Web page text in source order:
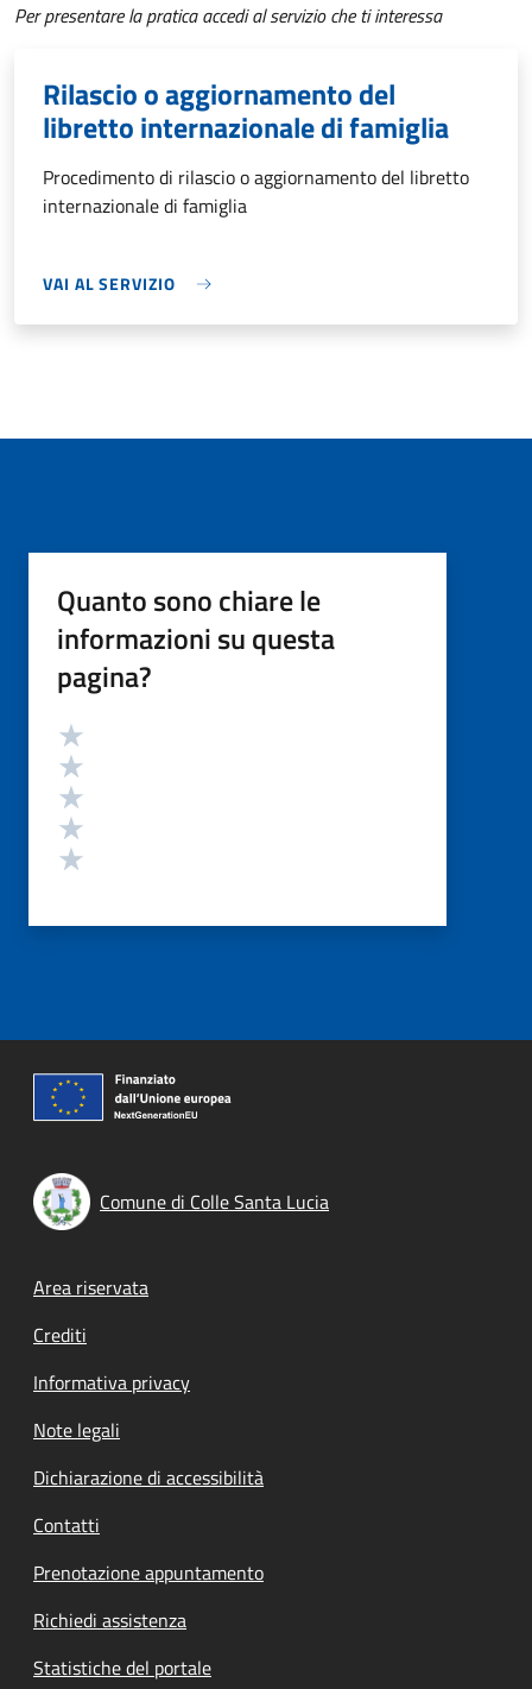
Per presentare la pratica accedi al servizio che ti interessa
Rilascio o aggiornamento del
libretto internazionale di famiglia
Procedimento di rilascio o aggiornamento del libretto
internazionale di famiglia
VAI AL SERVIZIO
Quanto sono chiare le
informazioni su questa
pagina?
Valutazione
Comune di Colle Santa Lucia
Footer menu
Area riservata
Crediti
Informativa privacy
Note legali
Dichiarazione di accessibilità
Contatti
Prenotazione appuntamento
Richiedi assistenza
Statistiche del portale